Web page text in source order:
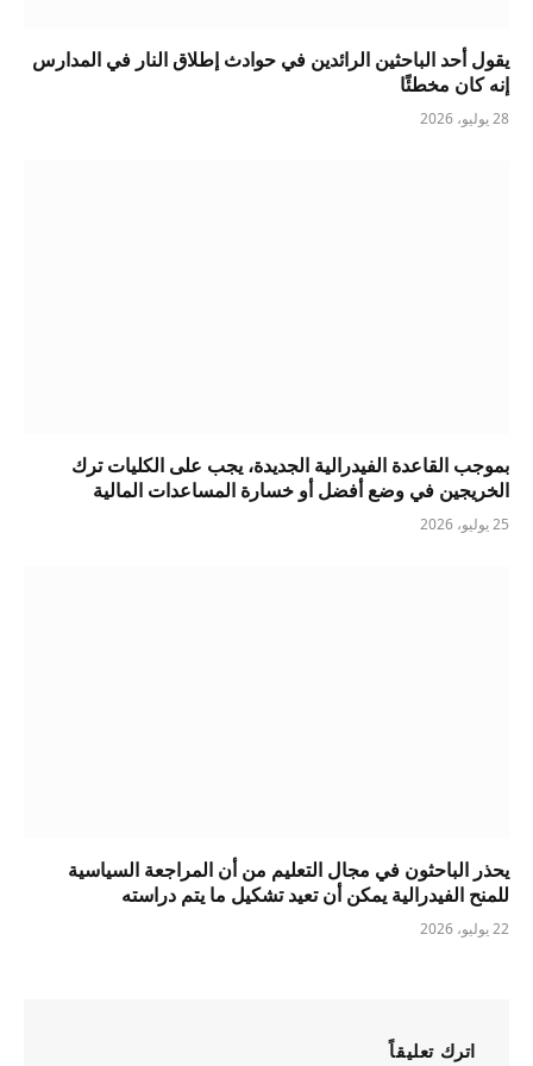
يقول أحد الباحثين الرائدين في حوادث إطلاق النار في المدارس
إنه كان مخطئًا
28 يوليو، 2026
بموجب القاعدة الفيدرالية الجديدة، يجب على الكليات ترك
الخريجين في وضع أفضل أو خسارة المساعدات المالية
25 يوليو، 2026
يحذر الباحثون في مجال التعليم من أن المراجعة السياسية
للمنح الفيدرالية يمكن أن تعيد تشكيل ما يتم دراسته
22 يوليو، 2026
اترك تعليقاً